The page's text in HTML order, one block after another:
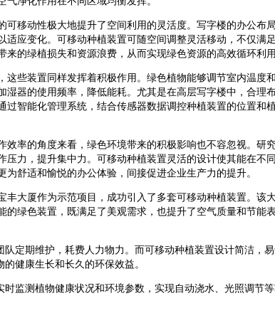
可移动性极大地提升了空间利用的灵活度。写字楼的办公布
适应变化。可移动种植装置可随空间调整灵活移动，不仅满
来的绿植损失和资源浪费，从而实现绿色资源的高效循环利用
这些装置同样发挥着积极作用。绿色植物能够调节室内温度
湿器的使用频率，降低能耗。尤其是在高层写字楼中，合理
过智能化管理系统，结合传感器数据调控种植装置的位置和
效率的角度来看，绿色环境带来的积极影响也不容忽视。研
压力，提升集中力。可移动种植装置灵活的设计使其能在不
为舒适和愉悦的办公体验，间接促进企业生产力的提升。
丰大厦作为示范项目，成功引入了多套可移动种植装置。该
的绿色装置，既满足了美观需求，也提升了空气质量和节能
定期维护，耗费人力物力。而可移动种植装置设计简洁，
健康生长和长久的环保效益。
监测植物健康状况和环境参数，实现自动浇水、光照调节